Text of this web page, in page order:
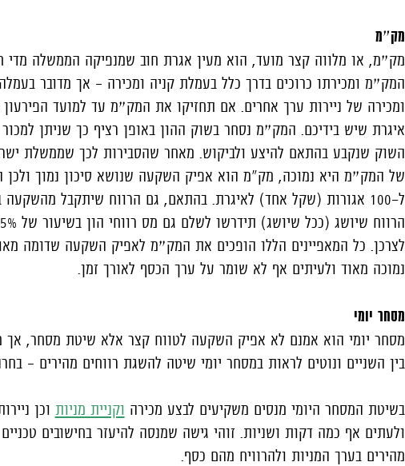
מק״מ
מק״מ, או מלווה קצר מועד, הוא מעין אגרת חוב שמנפיקה הממשלה
המק״מ ומכירתו כרוכים בדרך כלל בעמלת קניה ומכירה – אך מדובר
ומכירה של ניירות ערך אחרים. אם תחזיקו את המק״מ עד למועד
איגרת שיש בידיכם. המק״מ נסחר בשוק ההון באופן רציף כך שניתן
השוק שנקבע בהתאם להיצע ולביקוש. מאחר שהסבירות לכך שממשלת
של המק״מ היא נמוכה, מק"מ הוא אפיק השקעה שנושא סיכון נמוך ולכן
ל-100 אגורות (שקל אחד) לאיגרת. בהתאם, גם הרווח שיתקבל
לצרכן. כל המאפיינים הללו הופכים את המק״מ לאפיק השקעה שדומה
נמוכה מאוד ולעיתים אף לא שומר על ערך הכסף לאורך זמן.
מסחר יומי
מסחר יומי הוא אמנם לא אפיק השקעה לטווח קצר אלא שיטת מסחר, אך
בין השניים ונוטים לראות במסחר יומי שיטה להשגת רווחים מהירים –
בשיטת המסחר היומי מנסים משקיעים לבצע מכירה וקניית מניות וכן
ולעתים אף כמה דקות ושניות. זוהי גישה שמנסה להיעזר בחישובים טכניים
מהירים בערך המניות ולהרוויח מהם כסף.